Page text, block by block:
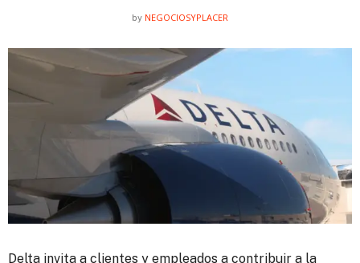
by NEGOCIOSYPLACER
Delta invita a clientes y empleados a contribuir a la